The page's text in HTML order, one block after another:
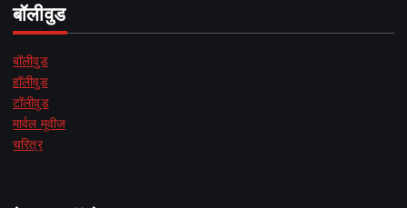
बॉलीवुड
बॉलीवुड
हॉलीवुड
टॉलीवुड
मार्वल मूवीज
चरित्र